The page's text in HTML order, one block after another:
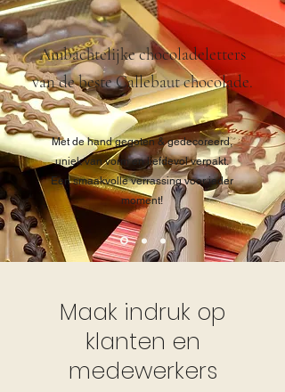
Ambachtelijke chocoladeletters
vande beste Callebaut chocolade.
Met de hand gegoten & gedecoreerd,
uniek van vorm en liefdevol verpakt.
Een smaakvolle verrassing voor ieder
moment!
Maak indruk op
klanten en
medewerkers